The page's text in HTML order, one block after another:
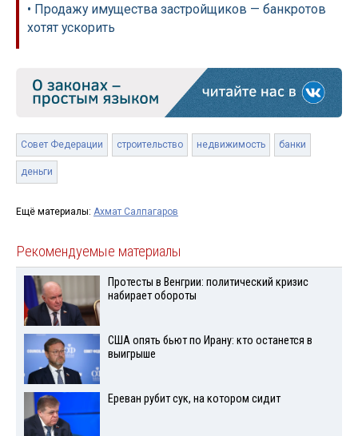
• Продажу имущества застройщиков — банкротов
хотят ускорить
Совет Федерации строительство недвижимость банки
деньги
Ещё материалы: Ахмат Салпагаров
Рекомендуемые материалы
Протесты в Венгрии: политический кризис
набирает обороты
США опять бьют по Ирану: кто останется в
выигрыше
Ереван рубит сук, на котором сидит